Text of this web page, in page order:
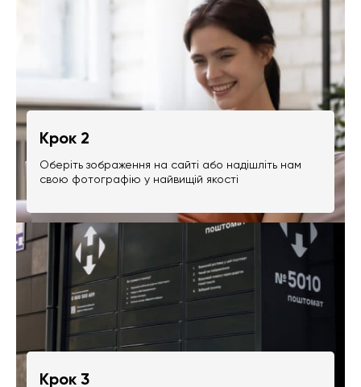
Крок 2
Оберіть зображення на сайті або надішліть нам
свою фотографію у найвищій якості
Крок 3